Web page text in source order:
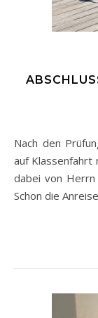
Nach den Prüfungen ging es für unsere 9. Klasse endlich
auf Klassenfahrt
dabei von Herrn
Schon die